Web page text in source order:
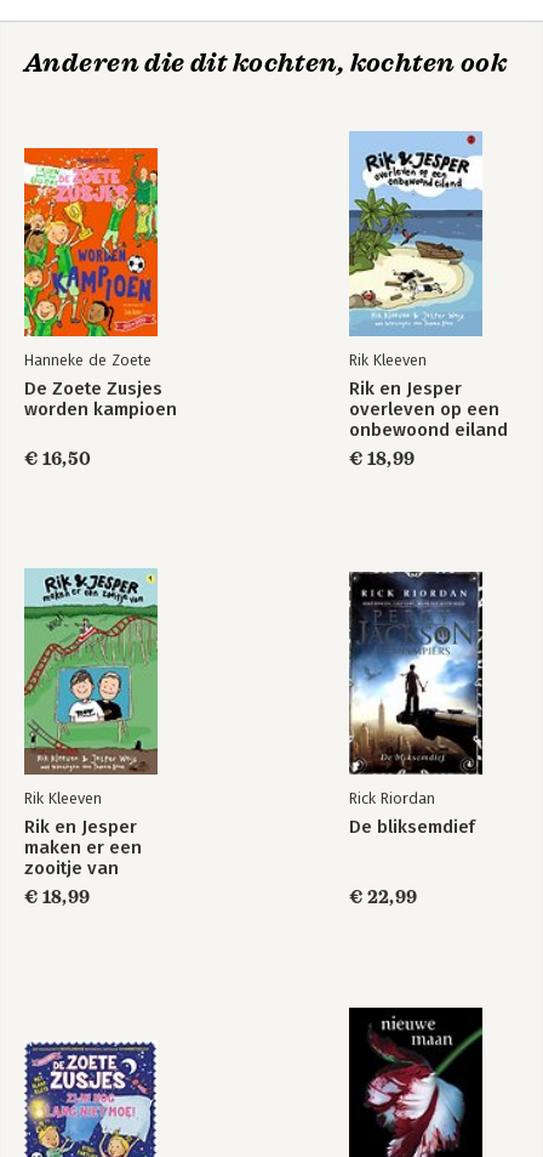
Anderen die dit kochten, kochten ook
Hanneke de Zoete
De Zoete Zusjes
worden kampioen
€ 16,50
Rik Kleeven
Rik en Jesper
overleven op een
onbewoond eiland
€ 18,99
Rik Kleeven
Rik en Jesper
maken er een
zooitje van
€ 18,99
Rick Riordan
De bliksemdief
€ 22,99